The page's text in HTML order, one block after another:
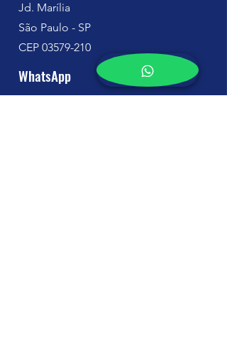
Jd. Marília
São Paulo - SP
CEP 03579-210
WhatsApp